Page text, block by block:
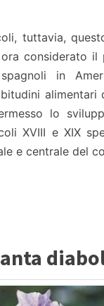
tuttavia,
considerato il
in
alimentari
lo
XVIII e XIX
e centrale del